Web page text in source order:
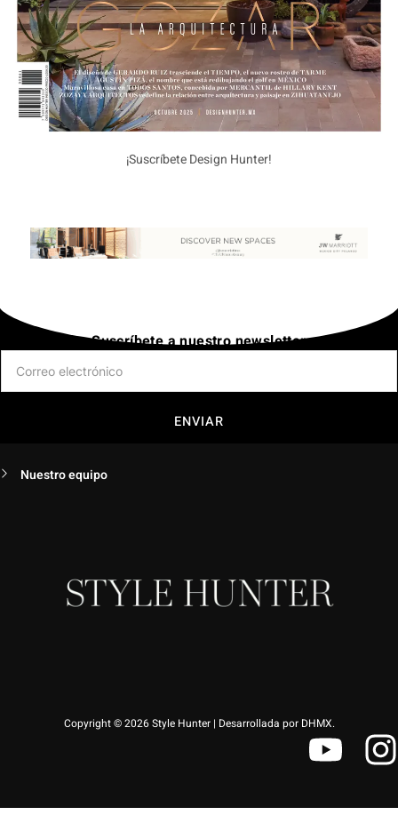
¡Suscríbete Design Hunter!
Suscríbete a nuestro newsletter
ENVIAR
Nuestro equipo
Copyright © 2026 Style Hunter | Desarrollada por DHMX.Y I